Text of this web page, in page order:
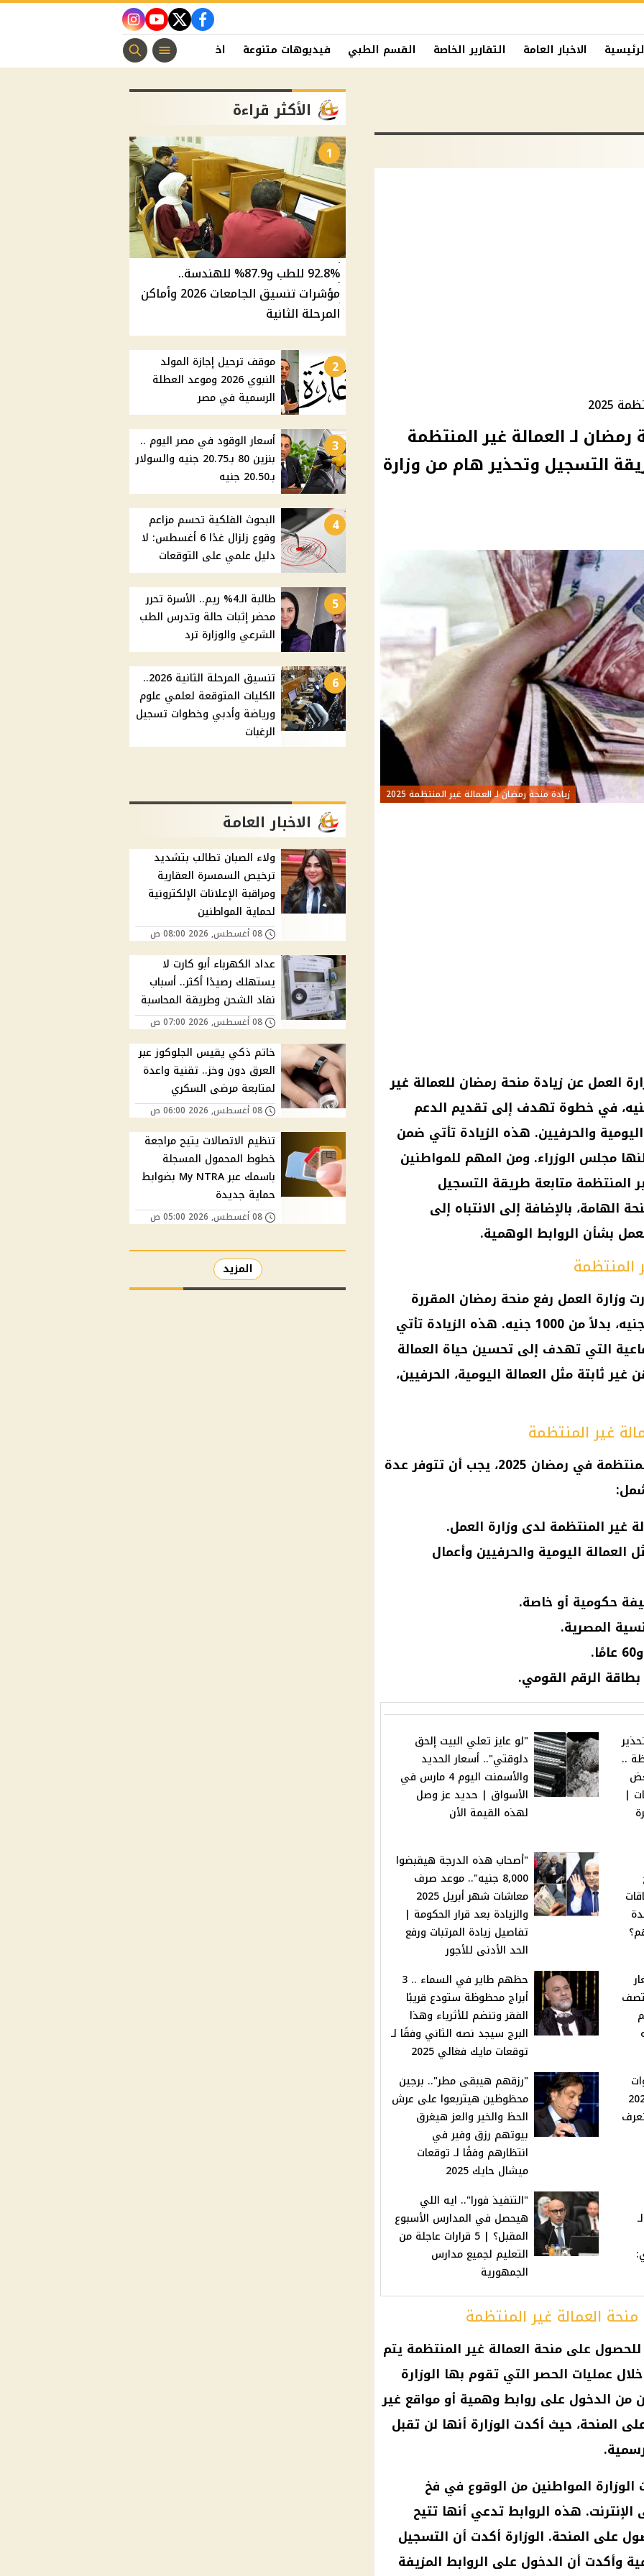
facebook
twitter
youtube
instagram
الاخبار العامة التقارير الخاصة القسم الطبي فيديوهات متنوعة اخبار الفن منوعات مسيحية
2025
لـ العمالة غير المنتظمة
جنيه | طريقة التسجيل وتحذير هام من وزارة
زيادة منحة رمضان لـ العمالة غير المنتظمة 2025
العمل عن زيادة منحة رمضان للعمالة غير
لعام 2025 إلى 1500 جنيه، في خطوة تهدف إلى تقديم الدعم
اليومية والحرفيين. هذه الزيادة تأتي ضمن
مجلس الوزراء. ومن المهم للمواطنين
المنتظمة متابعة طريقة التسجيل
بالإضافة إلى الانتباه إلى
بشأن الروابط الوهمية.
المنتظمة
شهر رمضان 2025، قررت وزارة العمل رفع منحة رمضان المقررة
للعمالة غير المنتظمة إلى 1500 جنيه، بدلاً من 1000 جنيه. هذه الزيادة تأتي
التي تهدف إلى تحسين حياة العمالة
ثابتة مثل العمالة اليومية، الحرفيين،
غير المنتظمة
للحصول على منحة العمالة غير المنتظمة في رمضان 2025، يجب أن تتوفر عدة
غير المنتظمة لدى وزارة العمل.
اليومية والحرفيين وأعمال
حكومية أو خاصة.
المصرية.
الرقم القومي.
..
7 ساعات |
"لو عايز تعلي البيت إلحق
دلوقتي".. أسعار الحديد
والأسمنت اليوم 4 مارس في
الأسواق | حديد عز وصل
لهذه القيمة الأن
"أصحاب هذه الدرجة هيقبضوا
8,000 جنيه".. موعد صرف
معاشات شهر أبريل 2025
والزيادة بعد قرار الحكومة |
تفاصيل زيادة المرتبات ورفع
الحد الأدنى للأجور
حظهم طاير في السماء .. 3
أبراج محظوظة ستودع قريبًا
الفقر وتنضم للأثرياء وهذا
البرج سيجد نصه الثاني وفقًا لـ
توقعات مايك فغالي 2025
الموحد 2025
"رزقهم هيبقى مطر".. برجين
محظوظين هيتربعوا على عرش
الحظ والخير والعز هيغرق
بيوتهم رزق وفير في
انتظارهم وفقًا لـ توقعات
ميشال حايك 2025
"التنفيذ فورا".. ايه اللي
هيحصل في المدارس الأسبوع
المقبل؟ | 5 قرارات عاجلة من
التعليم لجميع مدارس
الجمهورية
العمالة غير المنتظمة
على منحة العمالة غير المنتظمة يتم
عمليات الحصر التي تقوم بها الوزارة
من الدخول على روابط وهمية أو مواقع غير
المنحة، حيث أكدت الوزارة أنها لن تقبل
المواطنين من الوقوع في فخ
هذه الروابط تدعي أنها تتيح
على المنحة. الوزارة أكدت أن التسجيل
وأكدت أن الدخول على الروابط المزيفة
الأكثر قراءة
1
92.8% للطب و87.9% للهندسة..
مؤشرات تنسيق الجامعات 2026 وأماكن
المرحلة الثانية
2
موقف ترحيل إجازة المولد
النبوي 2026 وموعد العطلة
الرسمية في مصر
3
أسعار الوقود في مصر اليوم ..
بنزين 80 بـ20.75 جنيه والسولار
بـ20.50 جنيه
4
البحوث الفلكية تحسم مزاعم
وقوع زلزال غدًا 6 أغسطس: لا
دليل علمي على التوقعات
5
طالبة الـ4% ريم.. الأسرة تحرر
محضر إثبات حالة وتدرس الطب
الشرعي والوزارة ترد
6
تنسيق المرحلة الثانية 2026..
الكليات المتوقعة لعلمي علوم
ورياضة وأدبي وخطوات تسجيل
الرغبات
الاخبار العامة
ولاء الصبان تطالب بتشديد
ترخيص السمسرة العقارية
ومراقبة الإعلانات الإلكترونية
لحماية المواطنين
08 أغسطس, 2026 08:00 ص
عداد الكهرباء أبو كارت لا
يستهلك رصيدًا أكثر.. أسباب
نفاد الشحن وطريقة المحاسبة
08 أغسطس, 2026 07:00 ص
خاتم ذكي يقيس الجلوكوز عبر
العرق دون وخز.. تقنية واعدة
لمتابعة مرضى السكري
08 أغسطس, 2026 06:00 ص
تنظيم الاتصالات يتيح مراجعة
خطوط المحمول المسجلة
باسمك عبر My NTRA بضوابط
حماية جديدة
08 أغسطس, 2026 05:00 ص
المزيد